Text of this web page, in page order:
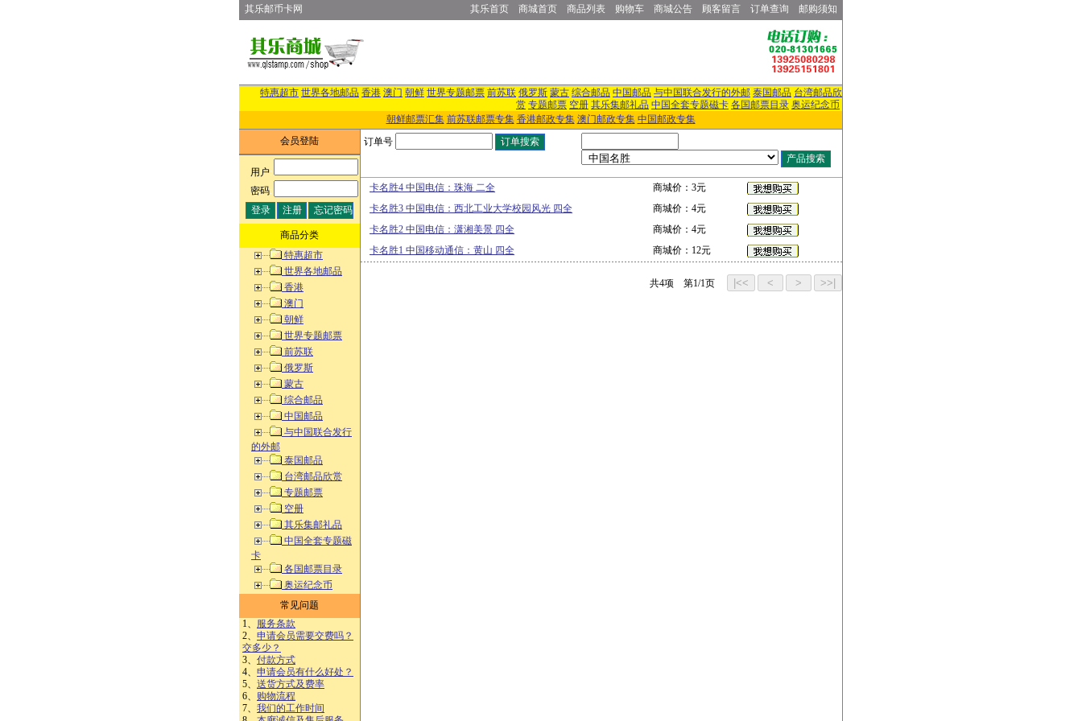
其乐邮币卡网 其乐首页 商城首页 商品列表 购物车 商城公告 顾客留言 订单查询 邮购须知
特惠超市 世界各地邮品 香港 澳门 朝鲜 世界专题邮票 前苏联 俄罗斯 蒙古 综合邮品 中国邮品 与中国联合发行的外邮 泰国邮品 台湾邮品欣
赏 专题邮票 空册 其乐集邮礼品 中国全套专题磁卡 各国邮票目录 奥运纪念币
朝鲜邮票汇集 前苏联邮票专集 香港邮政专集 澳门邮政专集 中国邮政专集
会员登陆
用户:
密码:
商品分类
特惠超市
世界各地邮品
香港
澳门
朝鲜
世界专题邮票
前苏联
俄罗斯
蒙古
综合邮品
中国邮品
与中国联合发行
的外邮
泰国邮品
台湾邮品欣赏
专题邮票
空册
其乐集邮礼品
中国全套专题磁
卡
各国邮票目录
奥运纪念币
常见问题
1、 服务条款
2、 申请会员需要交费吗？
交多少？
3、 付款方式
4、 申请会员有什么好处？
5、 送货方式及费率
6、 购物流程
7、 我们的工作时间
订单号
卡名胜4 中国电信：珠海 二全
商城价：3元
卡名胜3 中国电信：西北工业大学校园风光 四全
商城价：4元
卡名胜2 中国电信：潇湘美景 四全
商城价：4元
卡名胜1 中国移动通信：黄山 四全
商城价：12元
共4项 第1/1页